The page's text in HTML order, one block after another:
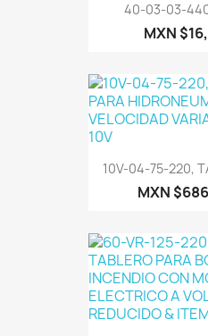
40-03-03-440
MXN
10V-04-75-220,
MXN